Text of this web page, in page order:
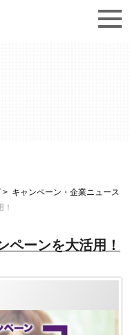
キャンペーン・企業ニュース
ペーンを大活用！